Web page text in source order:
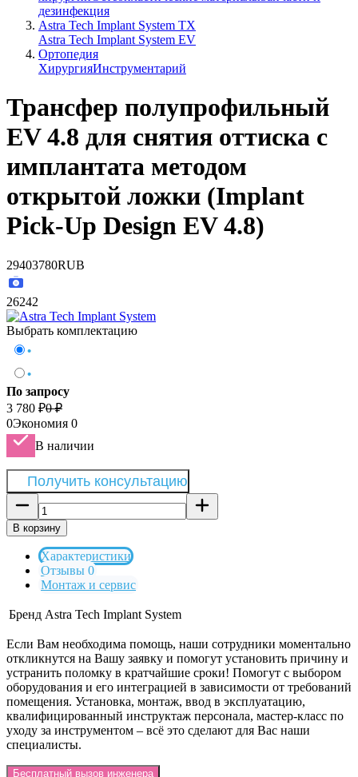
дезинфекция
Astra Tech Implant System TX
Astra Tech Implant System EV
Ортопедия
ХирургияИнструментарий
Трансфер полупрофильный
EV 4.8 для снятия оттиска с
имплантата методом
открытой ложки (Implant
Pick-Up Design EV 4.8)
29403780RUB
26242
Выбрать комплектацию
•
•
По запросу
3 780 ₽0 ₽
0Экономия 0
В наличии
Получить консультацию
В корзину
Характеристики
Отзывы 0
Монтаж и сервис
Бренд Astra Tech Implant System
Если Вам необходима помощь, наши сотрудники моментально
откликнутся на Вашу заявку и помогут установить причину и
устранить поломку в кратчайшие сроки! Помогут с выбором
оборудования и его интеграцией в зависимости от требований
помещения. Установка, монтаж, ввод в эксплуатацию,
квалифицированный инструктаж персонала, мастер-класс по
уходу за инструментом – всё это сделают для Вас наши
специалисты.
Бесплатный вызов инженера